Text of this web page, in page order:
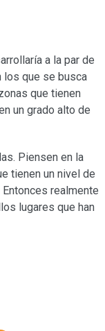
a la par de
los que se busca
que tienen
un grado alto de
Piensen en la
tienen un nivel de
Entonces realmente
lugares que han